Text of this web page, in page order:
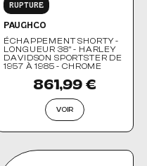
RUPTURE
PAUGHCO
ÉCHAPPEMENT SHORTY -
LONGUEUR 38" - HARLEY
DAVIDSON SPORTSTER DE
1957 À 1985 - CHROME
861,99 €
VOIR